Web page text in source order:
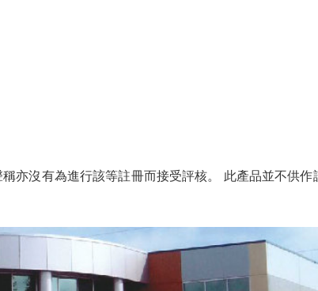
亦沒有為進行該等註冊而接受評核。 此產品並不供